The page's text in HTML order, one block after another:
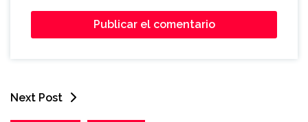
Next Post